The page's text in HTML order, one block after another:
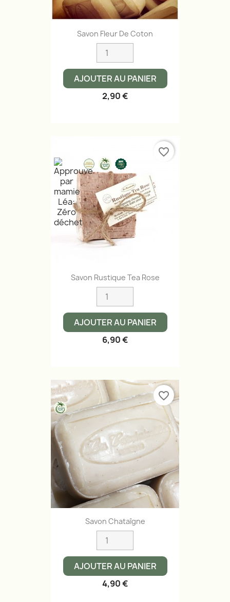
Savon Fleur De Coton
AJOUTER AU PANIER
2,90 €
Savon Rustique Tea Rose
AJOUTER AU PANIER
6,90 €
favorite_border
Savon Chataîgne
AJOUTER AU PANIER
4,90 €
favorite_border